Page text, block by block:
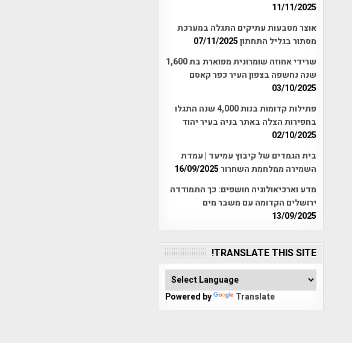
11/11/2025
אוצר מטבעות עתיקים התגלה במערכת
מסתור בגליל התחתון07/11/2025
שרידי אחוזה שומרונית מפוארת בת 1,600
שנה נחשפה בצפון העיר כפר קאסם
03/10/2025
פתילות קדומות בנות 4,000 שנה התגלו
בחפירות הצלה באתר בניה בעיר יהוד
02/10/2025
בית הגמדים של קיבוץ עמיעד | עמדת
השמירה ממלחמת השחרור16/09/2025
מדע וארכיאולוגיה חושפים: כך התמודדה
ירושלים הקדומה עם משבר מים
13/09/2025
TRANSLATE THIS SITE!
Powered by Translate